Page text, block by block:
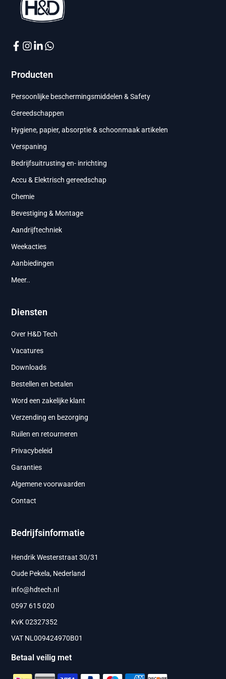
Producten
Persoonlijke beschermingsmiddelen & Safety
Gereedschappen
Hygiene, papier, absorptie & schoonmaak artikelen
Verspaning
Bedrijfsuitrusting en- inrichting
Accu & Elektrisch gereedschap
Chemie
Bevestiging & Montage
Aandrijftechniek
Weekacties
Aanbiedingen
Meer..
Diensten
Over H&D Tech
Vacatures
Downloads
Bestellen en betalen
Word een zakelijke klant
Verzending en bezorging
Ruilen en retourneren
Privacybeleid
Garanties
Algemene voorwaarden
Contact
Bedrijfsinformatie
Hendrik Westerstraat 30/31
Oude Pekela, Nederland
info@hdtech.nl
0597 615 020
KvK 02327352
VAT NL009424970B01
Betaal veilig met